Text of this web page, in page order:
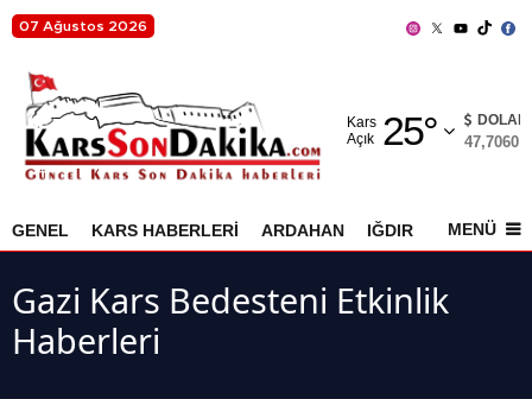
07 Ağustos 2026
Kars
Açık 25°
Adıyaman
Ağrı
Ankara
DOLAR
47,7060
GENEL KARS HABERLERİ ARDAHAN IĞDIR AKYAKA
MENÜ
Gazi Kars Bedesteni Etkinlik
Haberleri